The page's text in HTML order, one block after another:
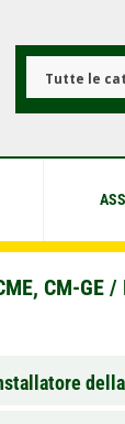
Tutte le
CM-GE /
della